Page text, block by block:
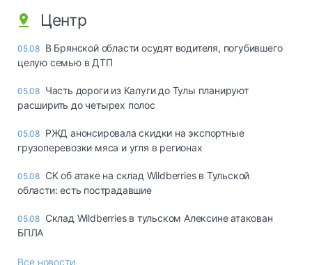
Центр
05.08 В Брянской области осудят водителя, погубившего
целую семью в ДТП
05.08 Часть дороги из Калуги до Тулы планируют
расширить до четырех полос
05.08 РЖД анонсировала скидки на экспортные
грузоперевозки мяса и угля в регионах
05.08 СК об атаке на склад Wildberries в Тульской
области: есть пострадавшие
05.08 Склад Wildberries в тульском Алексине атакован
БПЛА
Все новости